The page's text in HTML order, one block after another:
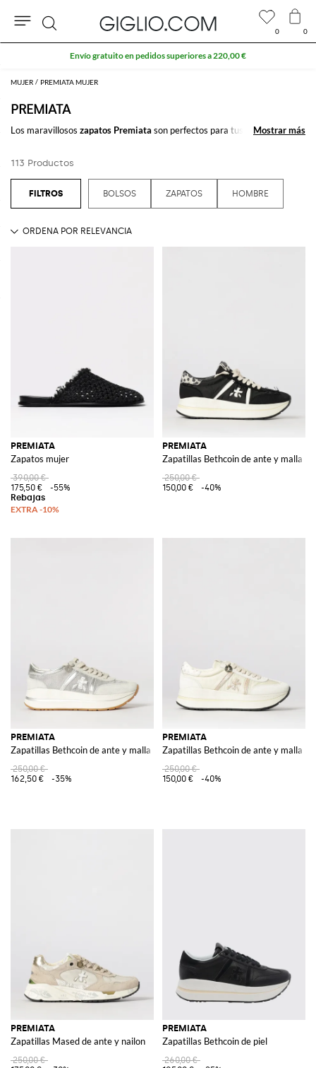
MUJER PREMIATA MUJER
PREMIATA
Los maravillosos zapatos Premiata son perfectos para tus outfits
la noche: sneakers, slipons, mocasines para que escoja el modelo perfecto
en cada ocasión.
Ver todoPREMIATA
Mostrar más
Mostrar más
113 Productos
BOLSOS ZAPATOS HOMBRE
PREMIATA
Zapatos mujer
390,00 €
175,50 €
-55%
PREMIATA
Zapatillas Bethcoin de ante y malla
250,00 €
150,00 €
-40%
PREMIATA
Zapatillas Bethcoin de ante y malla
250,00 €
162,50 €
-35%
PREMIATA
Zapatillas Bethcoin de ante y malla
250,00 €
150,00 €
-40%
PREMIATA
Zapatillas Mased de ante y nailon
250,00 €
PREMIATA
Zapatillas Bethcoin de piel
260,00 €
0 0
Buscar
Extra 10 % en el área Outlet